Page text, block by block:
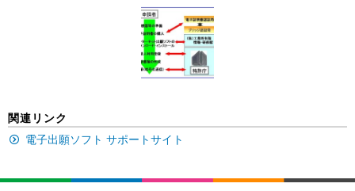
[EdoErgo] オフィスチェア 椅子 テレワーク 疲れな
い 跳ね上げ式アームレスト コンパクト 約105度ロッ
キング pc 事務椅子 360度回転 座面昇降 強化ナイロ
ン樹脂ベース 通気性メッシュ 在宅ワーク H-WY01
(黒網+黒枠+黒足)
ュチェア 人間工学 疲れない ブラック
EIZO ビジネス向けプレミアムモニター | FlexScan
EV3240X-WT | 31.5型4K UHD・USB Type-C・ホワ
￥105,595
イト
Amazonベーシック ペットシーツ 薄型 レギュラー 1
回使い捨て 無香料 ホワイト 300枚
x2袋(84枚) ホワイト(吸収面:ライトブルー)
関連リンク
電子出願ソフト サポートサイト